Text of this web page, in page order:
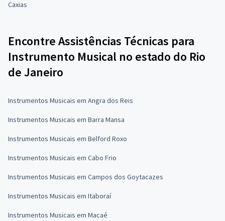
Caxias
Encontre Assistências Técnicas para
Instrumento Musical no estado do Rio
de Janeiro
Instrumentos Musicais em Angra dos Reis
Instrumentos Musicais em Barra Mansa
Instrumentos Musicais em Belford Roxo
Instrumentos Musicais em Cabo Frio
Instrumentos Musicais em Campos dos Goytacazes
Instrumentos Musicais em Itaboraí
Instrumentos Musicais em Macaé